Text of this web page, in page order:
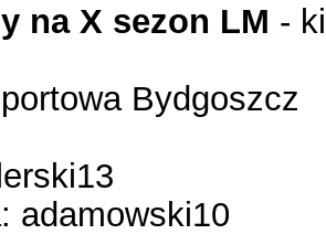
na X sezon LM -
Bydgoszcz
adamowski10